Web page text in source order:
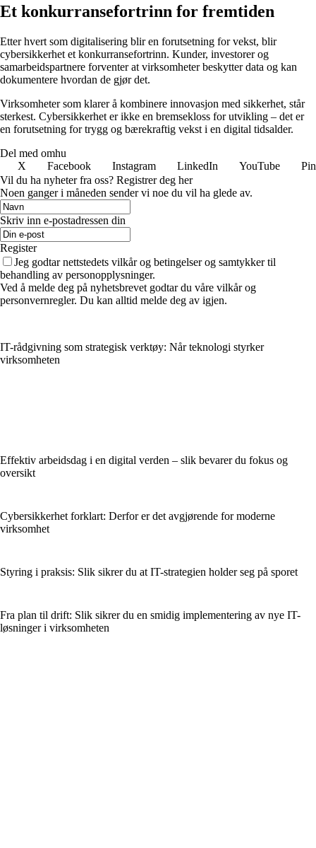
Et konkurransefortrinn for fremtiden
Etter hvert som digitalisering blir en forutsetning for vekst, blir
cybersikkerhet et konkurransefortrinn. Kunder, investorer og
samarbeidspartnere forventer at virksomheter beskytter data og kan
dokumentere hvordan de gjør det.
Virksomheter som klarer å kombinere innovasjon med sikkerhet, står
sterkest. Cybersikkerhet er ikke en bremsekloss for utvikling – det er
en forutsetning for trygg og bærekraftig vekst i en digital tidsalder.
Del med omhu
X
Facebook Instagram LinkedIn YouTube
Vil du ha nyheter fra oss? Registrer deg her
Noen ganger i måneden sender vi noe du vil ha glede av.
Skriv inn e-postadressen din
Register
Jeg godtar nettstedets vilkår og betingelser og samtykker til
behandling av personopplysninger.
Ved å melde deg på nyhetsbrevet godtar du våre vilkår og
personvernregler. Du kan alltid melde deg av igjen.
IT-rådgivning som strategisk verktøy: Når teknologi styrker
virksomheten
Effektiv arbeidsdag i en digital verden – slik bevarer du fokus og
oversikt
Cybersikkerhet forklart: Derfor er det avgjørende for moderne
virksomhet
Styring i praksis: Slik sikrer du at IT-strategien holder seg på sporet
Fra plan til drift: Slik sikrer du en smidig implementering av nye IT-
løsninger i virksomheten